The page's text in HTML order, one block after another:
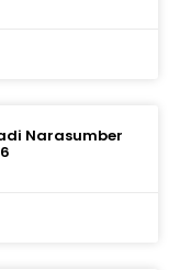
Narasumber